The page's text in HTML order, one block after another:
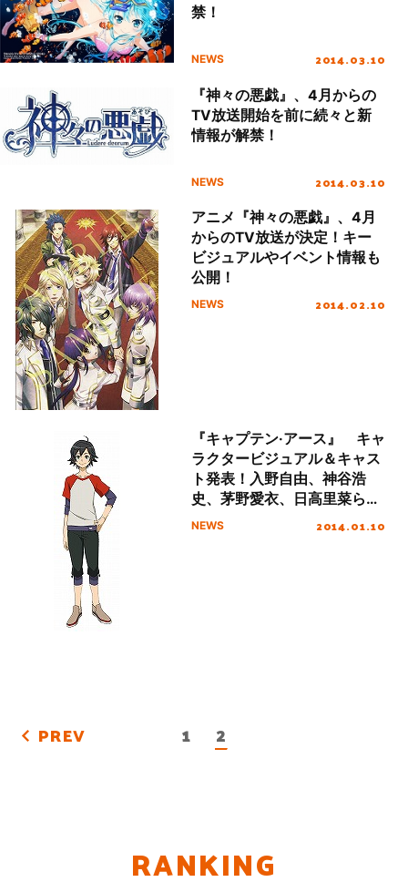
禁！
NEWS 2014.03.10
『神々の悪戯』、4月からの
TV放送開始を前に続々と新
情報が解禁！
NEWS 2014.03.10
アニメ『神々の悪戯』、4月
からのTV放送が決定！キー
ビジュアルやイベント情報も
公開！
NEWS 2014.02.10
『キャプテン·アース』 キャ
ラクタービジュアル＆キャス
ト発表！入野自由、神谷浩
史、茅野愛衣、日高里菜ら豪
華声優陣集結！
NEWS 2014.01.10
PREV 1 2
RANKING